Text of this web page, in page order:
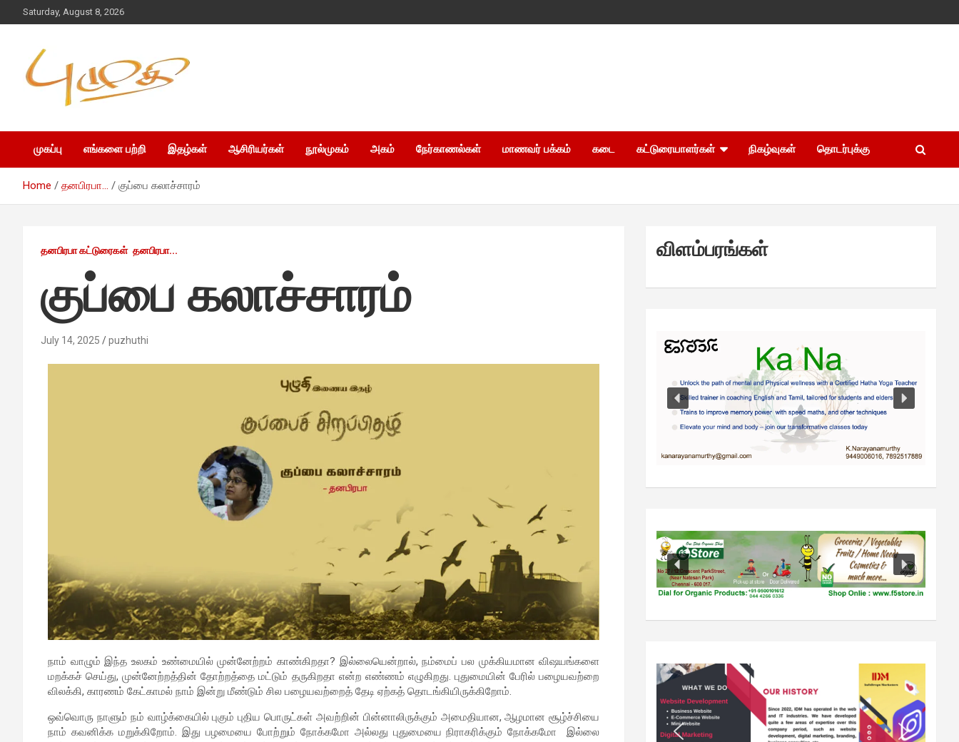
Saturday, August 8, 2026
முகப்பு எங்களை பற்றி இதழ்கள் ஆசிரியர்கள் நூல்முகம் அகம் நேர்காணல்கள் மாணவர் பக்கம் கடை கட்டுரையாளர்கள் நிகழ்வுகள் தொடர்புக்கு
Home தனபிரபா... குப்பை கலாச்சாரம்
தனபிரபா கட்டுரைகள் தனபிரபா...
குப்பை கலாச்சாரம்
July 14, 2025 puzhuthi
நாம் வாழும் இந்த உலகம் உண்மையில் முன்னேற்றம் காண்கிறதா? இல்லையென்றால், நம்மைப் பல முக்கியமான விஷயங்களை
மறக்கச் செய்து, முன்னேற்றத்தின் தோற்றத்தை மட்டும் தருகிறதா என்ற எண்ணம் எழுகிறது. புதுமையின் பேரில் பழையவற்றை
விலக்கி, காரணம் கேட்காமல் நாம் இன்று மீண்டும் சில பழையவற்றைத் தேடி ஏற்கத் தொடங்கியிருக்கிறோம்.
ஒவ்வொரு நாளும் நம் வாழ்க்கையில் புகும் புதிய பொருட்கள் அவற்றின் பின்னாலிருக்கும் அமைதியான, ஆழமான சூழ்ச்சியை
நாம் கவனிக்க மறுக்கிறோம். இது பழமையை போற்றும் நோக்கமோ அல்லது புதுமையை நிராகரிக்கும் நோக்கமோ இல்லை
விளம்பரங்கள்